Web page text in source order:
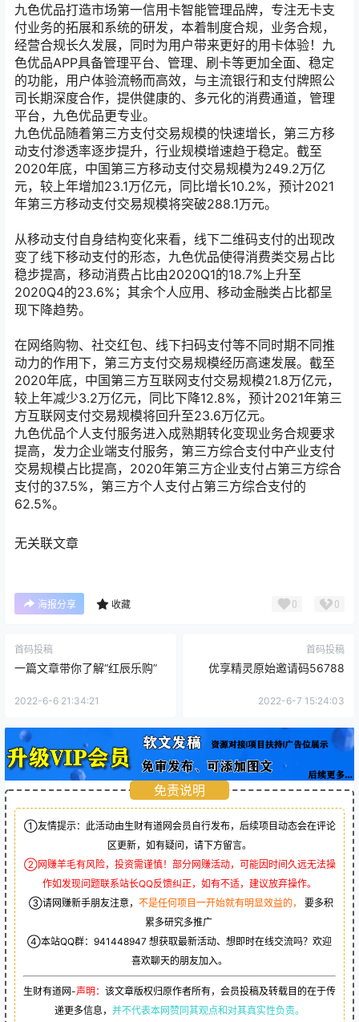
九色优品打造市场第一信用卡智能管理品牌，专注无卡支
付业务的拓展和系统的研发，本着制度合规，业务合规，
经营合规长久发展，同时为用户带来更好的用卡体验！九
色优品APP具备管理平台、管理、刷卡等更加全面、稳定
的功能，用户体验流畅而高效，与主流银行和支付牌照公
司长期深度合作，提供健康的、多元化的消费通道，管理
平台，九色优品更专业。
九色优品随着第三方支付交易规模的快速增长，第三方移
动支付渗透率逐步提升，行业规模增速趋于稳定。截至
2020年底，中国第三方移动支付交易规模为249.2万亿
元，较上年增加23.1万亿元，同比增长10.2%，预计2021
年第三方移动支付交易规模将突破288.1万元。
从移动支付自身结构变化来看，线下二维码支付的出现改
变了线下移动支付的形态，九色优品使得消费类交易占比
稳步提高，移动消费占比由2020Q1的18.7%上升至
2020Q4的23.6%；其余个人应用、移动金融类占比都呈
现下降趋势。
在网络购物、社交红包、线下扫码支付等不同时期不同推
动力的作用下，第三方支付交易规模经历高速发展。截至
2020年底，中国第三方互联网支付交易规模21.8万亿元，
较上年减少3.2万亿元，同比下降12.8%，预计2021年第三
方互联网支付交易规模将回升至23.6万亿元。
九色优品个人支付服务进入成熟期转化变现业务合规要求
提高，发力企业端支付服务，第三方综合支付中产业支付
交易规模占比提高，2020年第三方企业支付占第三方综合
支付的37.5%，第三方个人支付占第三方综合支付的
62.5%。
无关联文章
海报分享 收藏 0 0
首码投稿
一篇文章带你了解“红辰乐购”
2022-6-6 21:34:21
首码投稿
优享精灵原始邀请码56788
2022-6-7 15:24:03
免责说明
①友情提示：此活动由生财有道网会员自行发布，后续项目动态会在评论
区更新，如有疑问，请下方留言。
②网赚羊毛有风险，投资需谨慎！部分网赚活动，可能因时间久远无法操
作如发现问题联系站长QQ反馈纠正，如有不适，建议放弃操作。
③请网赚新手朋友注意， 不是任何项目一开始就有明显效益的，
要多积
累多研究多推广
④本站QQ群： 941448947 想获取最新活动、想即时在线交流吗？欢迎
喜欢聊天的朋友加入。
生财有道网-声明： 该文章版权归原作者所有，会员投稿及转载目的在于传
递更多信息， 并不代表本网赞同其观点和对其真实性负责。